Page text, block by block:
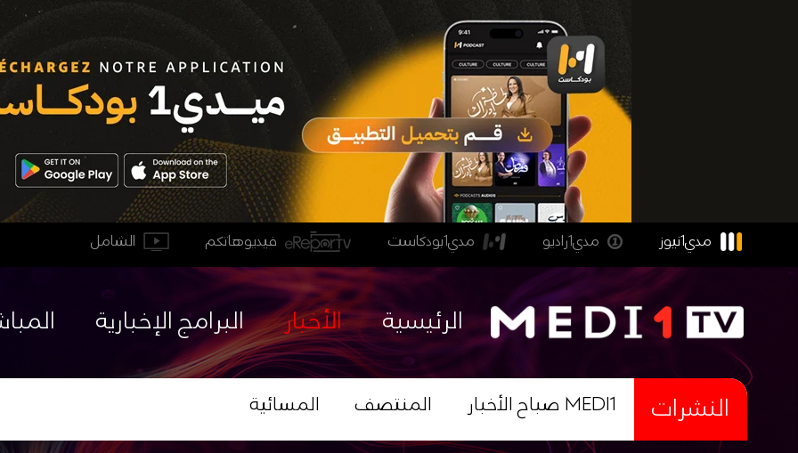
الشامل فيديوهاتكم مدي1بودكاست مدي1راديو مدي1نيوز
البرامج الإخبارية الأخبار الرئيسية
المسائية المنتصف صباح الأخبار MEDI1 النشرات